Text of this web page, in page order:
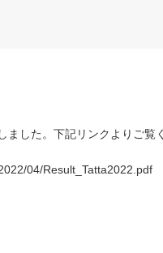
した。下記リンクよりご覧
04/Result_Tatta2022.pdf